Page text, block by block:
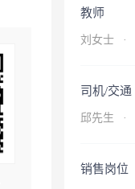
教师
刘女士 ·
司机/交通
邱先生 ·
销售岗位